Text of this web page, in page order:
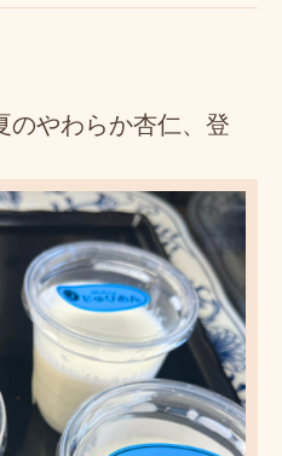
のやわらか杏仁、登